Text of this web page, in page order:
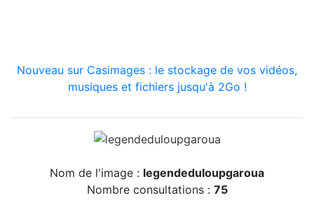
Nouveau sur Casimages : le stockage de vos vidéos,
musiques et fichiers jusqu'à 2Go !
Nom de l'image : legendeduloupgaroua
Nombre consultations : 75